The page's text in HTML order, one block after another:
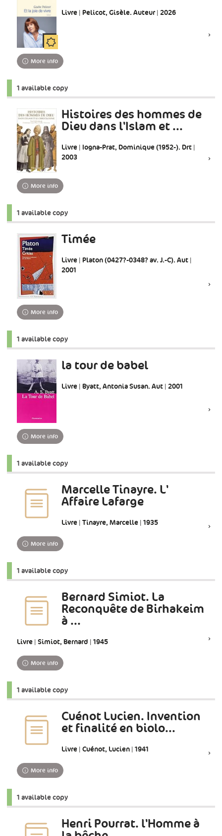
Livre | Pelicot, Gisèle. Auteur | 2026
More info
1 available copy
Histoires des hommes de
Dieu dans l'Islam et ...
Livre | Iogna-Prat, Dominique (1952-). Drt |
2003
More info
1 available copy
Timée
Livre | Platon (0427?-0348? av. J.-C). Aut |
2001
More info
1 available copy
la tour de babel
Livre | Byatt, Antonia Susan. Aut | 2001
More info
1 available copy
Marcelle Tinayre. L'
Affaire Lafarge
Livre | Tinayre, Marcelle | 1935
More info
1 available copy
Bernard Simiot. La
Reconquête de Birhakeim
à ...
Livre | Simiot, Bernard | 1945
More info
1 available copy
Cuénot Lucien. Invention
et finalité en biolo...
Livre | Cuénot, Lucien | 1941
More info
1 available copy
Henri Pourrat. l'Homme à